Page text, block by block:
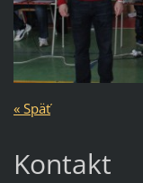
« Späť
Kontakt